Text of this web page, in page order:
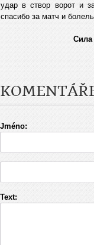
удар в створ ворот и
спасибо за матч и
Jméno:
Text: